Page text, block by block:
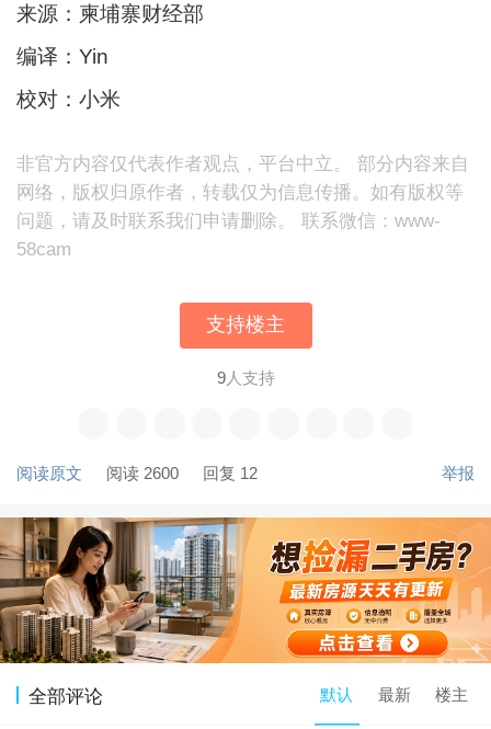
来源：柬埔寨财经部
编译：Yin
校对：小米
非官方内容仅代表作者观点，平台中立。 部分内容来自
网络，版权归原作者，转载仅为信息传播。如有版权等
问题，请及时联系我们申请删除。 联系微信：www-
58cam
支持楼主
9人支持
阅读原文 阅读 2600 回复 12 举报
全部评论 默认 最新 楼主